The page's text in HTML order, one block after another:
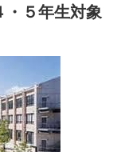
・５年生対象